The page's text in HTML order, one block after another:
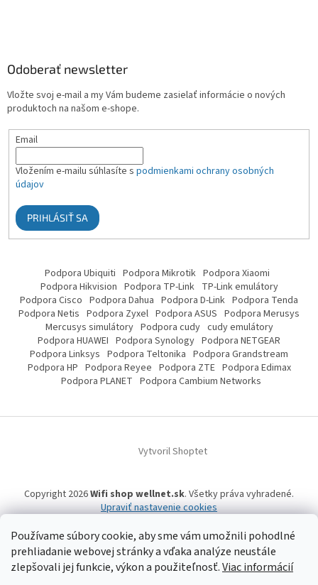
Používame súbory cookie, aby sme vám umožnili pohodlné
prehliadanie webovej stránky a vďaka analýze neustále
zlepšovali jej funkcie, výkon a použiteľnosť.Viac informácií
Odoberať newsletter
Vložte svoj e-mail a my Vám budeme zasielať informácie o nových
produktoch na našom e-shope.
Email
Vložením e-mailu súhlasíte s podmienkami ochrany osobných
údajov
PRIHLÁSIŤ SA
Podpora Ubiquiti Podpora Mikrotik Podpora Xiaomi
Podpora Hikvision Podpora TP-Link TP-Link emulátory
Podpora Cisco Podpora Dahua Podpora D-Link Podpora Tenda
Podpora Netis Podpora Zyxel Podpora ASUS Podpora Merusys
Mercusys simulátory Podpora cudy cudy emulátory
Podpora HUAWEI Podpora Synology Podpora NETGEAR
Podpora Linksys Podpora Teltonika Podpora Grandstream
Podpora HP Podpora Reyee Podpora ZTE Podpora Edimax
Podpora PLANET Podpora Cambium Networks
Vytvoril Shoptet
Copyright 2026Wifi shop wellnet.sk. Všetky práva vyhradené.
Upraviť nastavenie cookies
Wifi shop wellnet.sk prevádzkuje spoločnosť WELLNET, s.r.o.,IČO: 36484610,
OR OS: Prešov odd. Sro 14019/P, IČ DPH: SK2020015206 | Tel:+421 905 269 141
| WhatsApp, Signal, Telegram: +421 905 269 141 | Informácie o produktoch a